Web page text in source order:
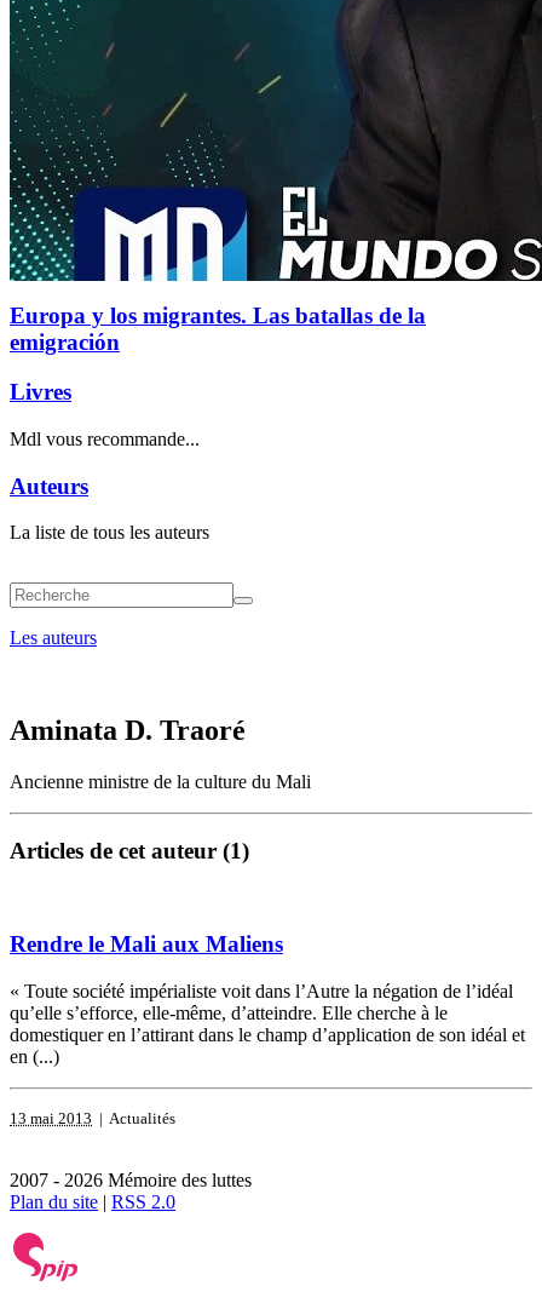
Europa y los migrantes. Las batallas de la
emigración
Livres
Mdl vous recommande...
Auteurs
La liste de tous les auteurs
Les auteurs
Aminata D. Traoré
Ancienne ministre de la culture du Mali
Articles de cet auteur (1)
Rendre le Mali aux Maliens
« Toute société impérialiste voit dans l’Autre la négation de l’idéal
qu’elle s’efforce, elle-même, d’atteindre. Elle cherche à le
domestiquer en l’attirant dans le champ d’application de son idéal et
en (...)
13 mai 2013 | Actualités
2007 - 2026 Mémoire des luttes
Plan du site | RSS 2.0